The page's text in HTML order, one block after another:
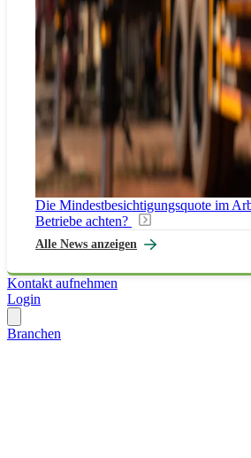
Die Mindestbesichtigungsquote im
Betriebe achten?
Alle News anzeigen
Kontakt aufnehmen
Login
Branchen